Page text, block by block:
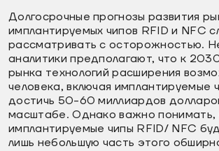
Долгосрочные прогнозы развития
имплантируемых чипов RFID и NFC
рассматривать с осторожностью.
аналитики предполагают, что к
рынка технологий расширения
человека, включая имплантируемые
достичь 50-60 миллиардов
масштабе. Однако важно понимать,
имплантируемые чипы RFID/ NFC
лишь небольшую часть этого